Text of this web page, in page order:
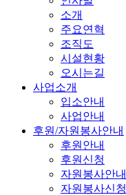
소개
주요연혁
조직도
시설현황
오시는길
사업소개
입소안내
사업안내
후원/자원봉사안내
후원안내
후원신청
자원봉사안내
자원봉사신청